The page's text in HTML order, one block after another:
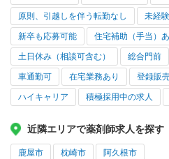
原則、引越しを伴う転勤なし 未経
新卒も応募可能 住宅補助（手当）
土日休み（相談可含む） 総合門前
車通勤可 在宅業務あり 登録販
ハイキャリア 積極採用中の求人
近隣エリアで薬剤師求人を探す
鹿屋市 枕崎市 阿久根市